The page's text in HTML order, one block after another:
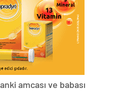
amcası ve babası